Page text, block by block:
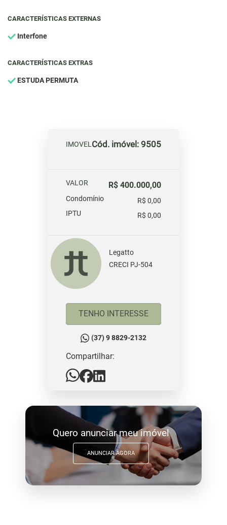
CARACTERÍSTICAS EXTERNAS
Interfone
CARACTERÍSTICAS EXTRAS
ESTUDA PERMUTA
IMOVELCód. imóvel: 9505
VALOR R$ 400.000,00
Condomínio
R$ 0,00
IPTU
R$ 0,00
Legatto
CRECI PJ-504
TENHO INTERESSE
(37) 9 8829-2132
Compartilhar:
Quero anunciar meu imóvel
ANUNCIAR AGORA